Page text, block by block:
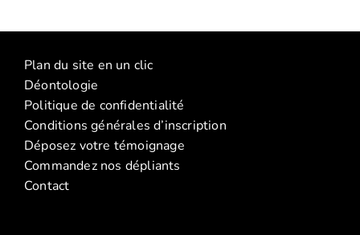
La
discipline
positive
(2026)
Plan du site en un clic
Déontologie
Politique de confidentialité
Conditions générales d’inscription
Déposez votre témoignage
Commandez nos dépliants
Contact